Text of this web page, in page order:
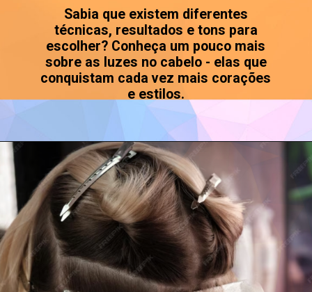
Sabia que existem diferentes
técnicas, resultados e tons para
escolher? Conheça um pouco mais
sobre as luzes no cabelo - elas que
conquistam cada vez mais corações
e estilos.